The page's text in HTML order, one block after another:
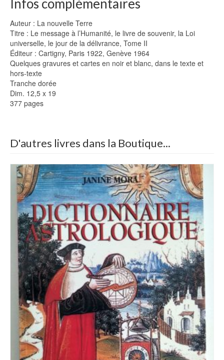
Infos complémentaires
Auteur : La nouvelle Terre
Titre : Le message à l’Humanité, le livre de souvenir, la Loi
universelle, le jour de la délivrance, Tome II
Éditeur : Cartigny, Paris 1922, Genève 1964
Quelques gravures et cartes en noir et blanc, dans le texte et
hors-texte
Tranche dorée
Dim. 12,5 x 19
377 pages
D'autres livres dans la Boutique...